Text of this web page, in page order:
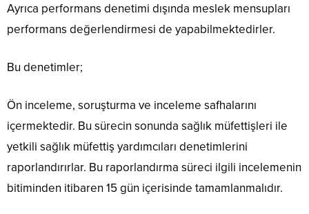
Ayrıca performans denetimi dışında meslek mensupları
performans değerlendirmesi de yapabilmektedirler.
Bu denetimler;
Ön inceleme, soruşturma ve inceleme safhalarını
içermektedir. Bu sürecin sonunda sağlık müfettişleri ile
yetkili sağlık müfettiş yardımcıları denetimlerini
raporlandırırlar. Bu raporlandırma süreci ilgili incelemenin
bitiminden itibaren 15 gün içerisinde tamamlanmalıdır.